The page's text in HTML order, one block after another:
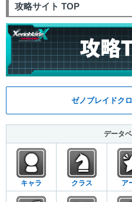
攻略サイト TOP
ゼノブレイドク
データ
キャラ クラス ア